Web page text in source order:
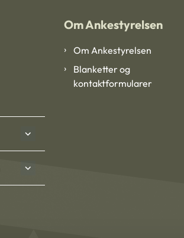
Om Ankestyrelsen
Om Ankestyrelsen
Blanketter og
kontaktformularer